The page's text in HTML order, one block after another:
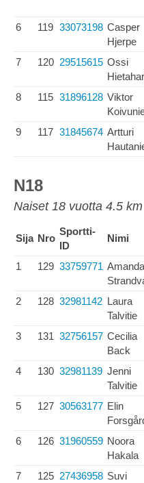
6 119 33073198 Casper
Hjerpe
7 120 29515615 Ossi
8 115 31896128 Viktor
9 117 31845674 Artturi
N18
Naiset 18 vuotta 4.5
Sija Nro
Sportti-
ID
Nimi
1 129 33759771 Amanda
2 128 32981142 Laura
Talvitie
3 131 32756157 Cecilia
Back
4 130 32981139 Jenni
Talvitie
5 127 30563177 Elin
6 126 31960559 Noora
Hakala
7 125 27436958 Suvi